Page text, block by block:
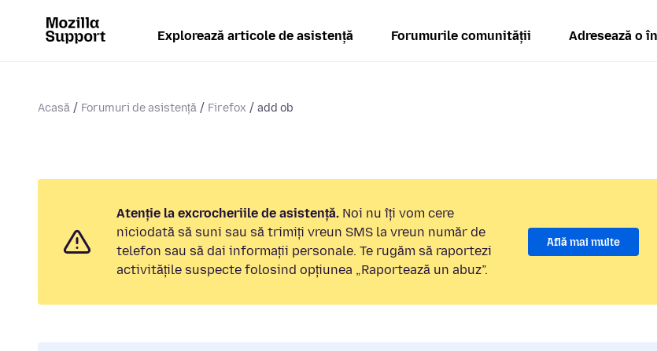
Explorează articole de asistență Forumurile comunității Adresează o
Acasă Forumuri de asistență Firefox add ob
Atenție la excrocheriile de asistență. Noi nu îți vom cere
niciodată să suni sau să trimiți vreun SMS la vreun număr de
telefon sau să dai informații personale. Te rugăm să raportezi
activitățile suspecte folosind opțiunea „Raportează un abuz”.
Află mai multe